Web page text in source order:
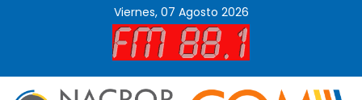
Viernes, 07 Agosto 2026